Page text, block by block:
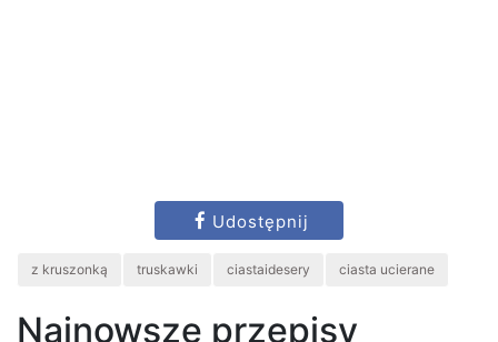
Udostępnij
z kruszonką truskawki ciastaidesery ciasta ucierane
Najnowsze przepisy